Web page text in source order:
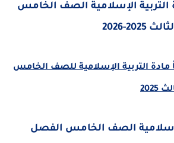
الإسلامية الصف الخامس
الإسلامية للصف الخامس
الصف الخامس الفصل